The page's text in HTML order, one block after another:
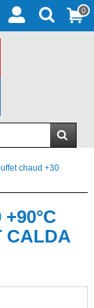
0
chaud +30
CALDA